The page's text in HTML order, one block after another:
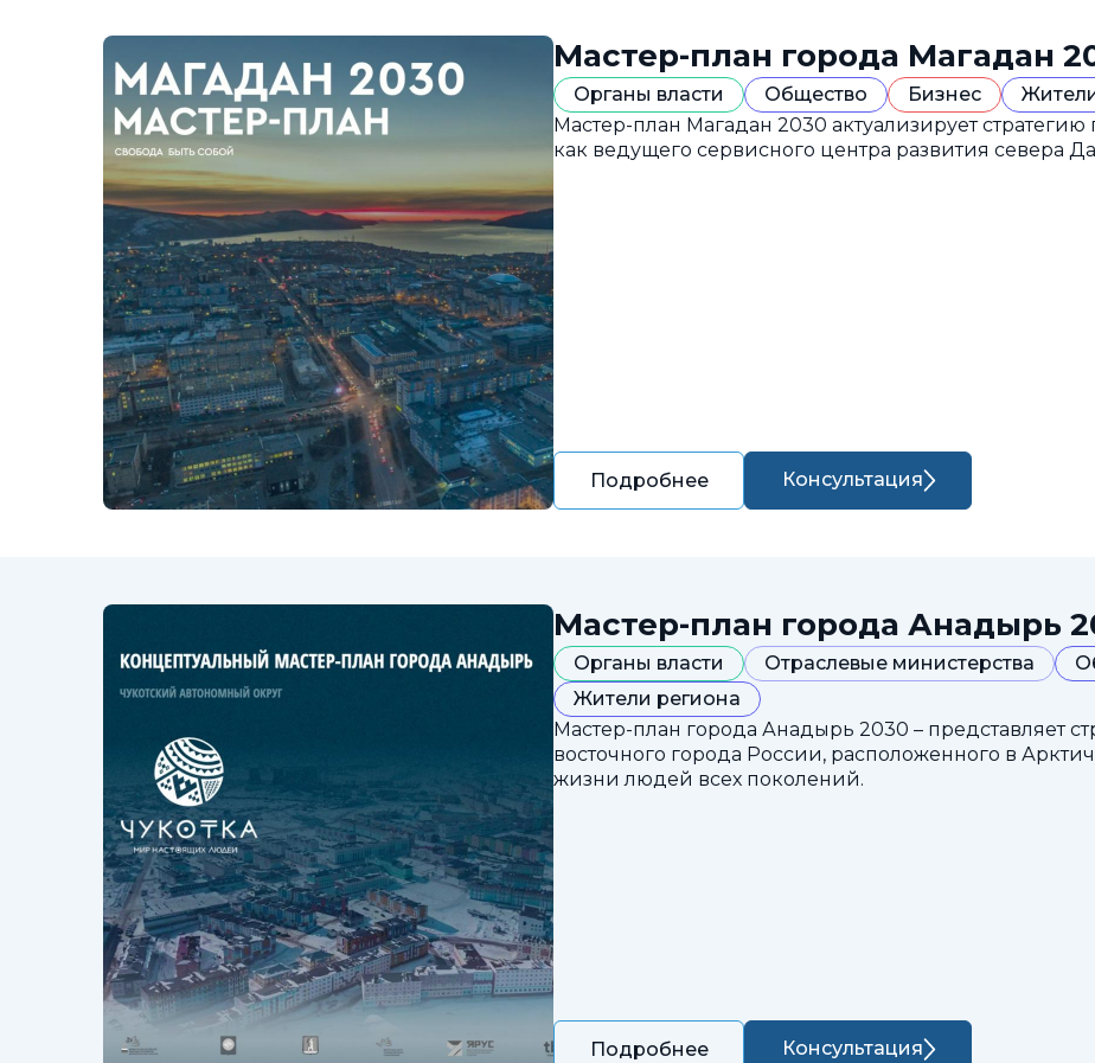
Мастер-план города Магадан
Органы власти Общество Бизнес
Мастер-план Магадан 2030 актуализирует
как ведущего сервисного центра развития севера
Подробнее Консультация
Мастер-план города Анадырь
Органы власти Отраслевые министерства
Жители региона
Мастер-план города Анадырь 2030 – представляет
восточного города России, расположенного в
жизни людей всех поколений.
Подробнее Консультация